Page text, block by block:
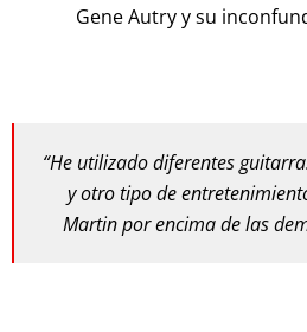
Gene Autry y su
“He utilizado diferentes
y otro tipo de
Martin por encima de las